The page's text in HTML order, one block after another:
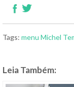
Tags: menu Michel
Leia Também: